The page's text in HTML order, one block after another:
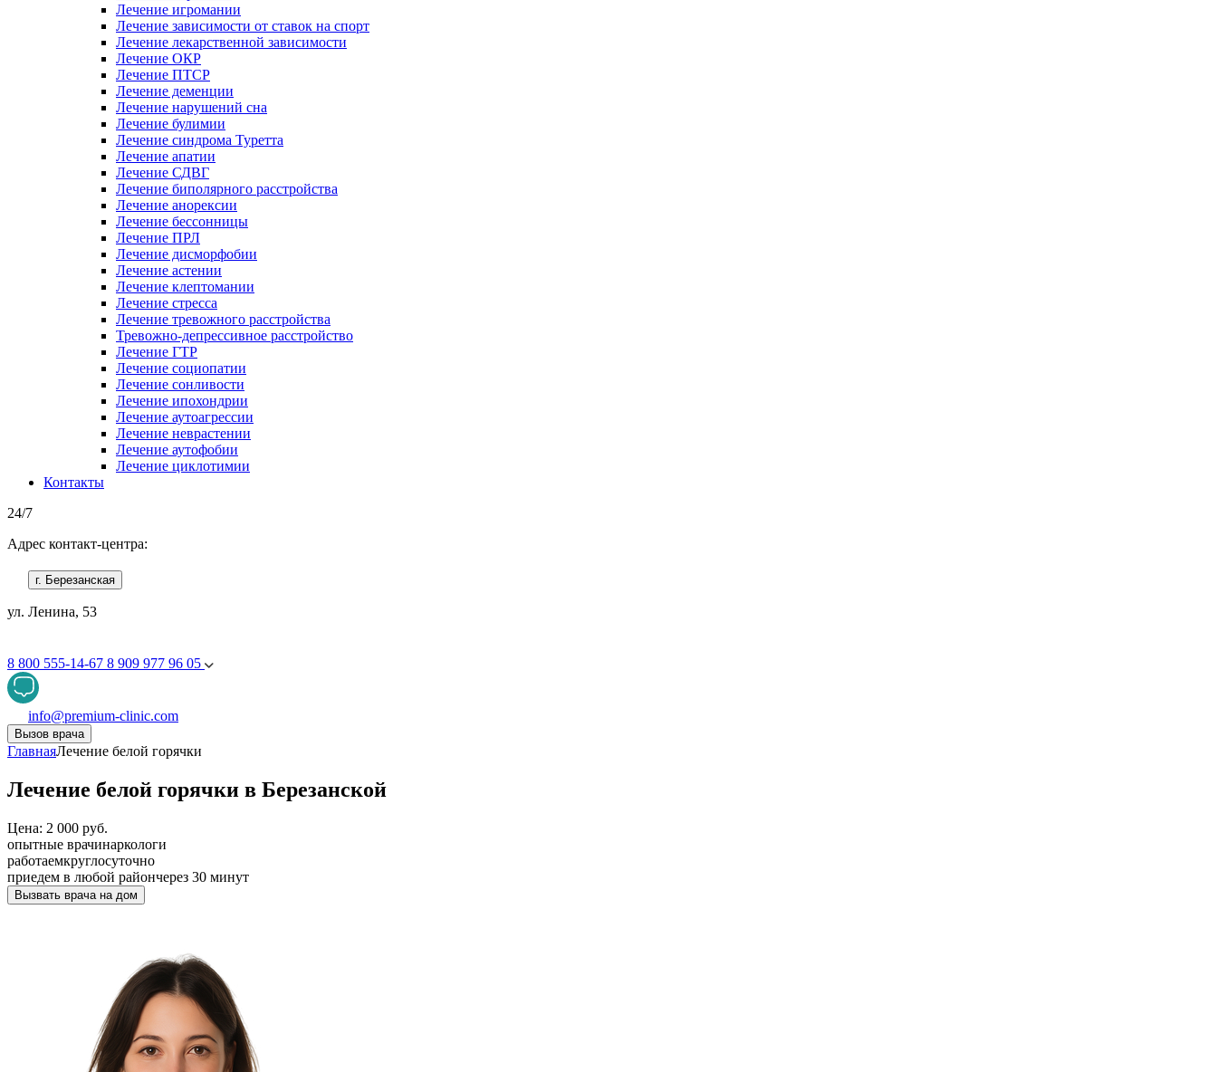
Лечение игромании
Лечение зависимости от ставок на спорт
Лечение лекарственной зависимости
Лечение ОКР
Лечение ПТСР
Лечение деменции
Лечение нарушений сна
Лечение булимии
Лечение синдрома Туретта
Лечение апатии
Лечение СДВГ
Лечение биполярного расстройства
Лечение анорексии
Лечение бессонницы
Лечение ПРЛ
Лечение дисморфобии
Лечение астении
Лечение клептомании
Лечение стресса
Лечение тревожного расстройства
Тревожно-депрессивное расстройство
Лечение ГТР
Лечение социопатии
Лечение сонливости
Лечение ипохондрии
Лечение аутоагрессии
Лечение неврастении
Лечение аутофобии
Лечение циклотимии
Контакты
24/7
Адрес контакт-центра:
г. Березанская
ул. Ленина, 53
8 800 555-14-67 8 909 977 96 05
info@premium-clinic.com
Вызов врача
ГлавнаяЛечение белой горячки
Лечение белой горячки в Березанской
Цена: 2 000 руб.
опытные врачинаркологи
работаемкруглосуточно
приедем в любой райончерез 30 минут
Вызвать врача на дом